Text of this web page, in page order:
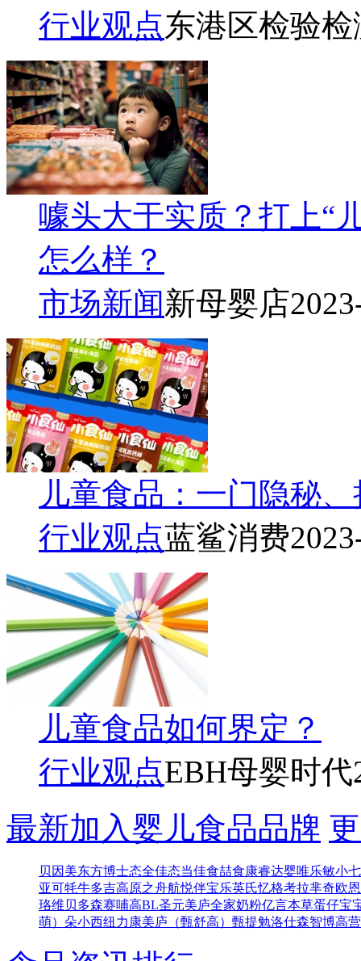
行业观点东港区检验
噱头大于实质？打上“
怎么样？
市场新闻新母婴店
儿童食品：一门隐秘
行业观点蓝鲨消费
儿童食品如何界定？
行业观点EBH母婴时代
最新加入婴儿食品品牌
贝因美东方博士态全佳态当佳食喆食康睿达婴唯乐敏小七
亚可牦牛多吉高原之舟航悦伴宝乐英氏忆格考拉芈奇欧
珞维贝多森赛哺高BL圣元美庐全家奶粉亿言本草蛋仔宝
萌） 朵小西纽力康美庐（甄舒高） 甄提勉洛仕森智博高